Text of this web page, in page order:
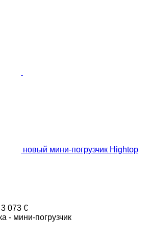
новый мини-погрузчик Hightop
073 €
- мини-погрузчик